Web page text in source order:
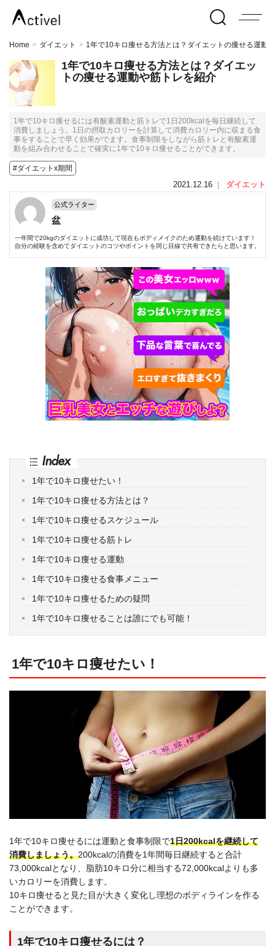
Home > ダイエット > 1年で10キロ痩せる方法とは？ダイエットの痩せる運動
1年で10キロ痩せる方法とは？ダイエッ
トの痩せる運動や筋トレを紹介
1年で10キロ痩せるには有酸素運動と筋トレで1日200kcalを毎日継続して
消費しましょう。1日の摂取カロリーを計算して消費カロリー内に収まる食
事をすることで早く効果がでます。食事制限をしながら筋トレと有酸素運
動を組み合わせることで確実に1年で10キロ痩せることができます。
#ダイエットx期間
2021.12.16 ｜ ダイエット
公式ライター
盆
一年間で20kgのダイエットに成功して現在もボディメイクのため運動を続けています！
自分の経験を含めてダイエットのコツやポイントを同じ目線で共有できたらと思います。
Index
1年で10キロ痩せたい！
1年で10キロ痩せる方法とは？
1年で10キロ痩せるスケジュール
1年で10キロ痩せる筋トレ
1年で10キロ痩せる運動
1年で10キロ痩せる食事メニュー
1年で10キロ痩せるための疑問
1年で10キロ痩せることは誰にでも可能！
1年で10キロ痩せたい！
1年で10キロ痩せるには運動と食事制限で1日200kcal​を継続して
消費しましょう。200kcalの消費を1年間毎日継続すると合計
73,000kcalとなり、脂肪10キロ分に相当する72,000kcalよりも多
いカロリーを消費します。
10キロ痩せると見た目が大きく変化し理想のボディラインを作る
ことができます。
1年で10キロ痩せるには？